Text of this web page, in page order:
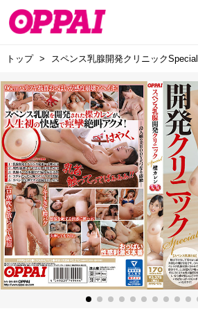
トップ スペンス乳腺開発クリニックSpecial